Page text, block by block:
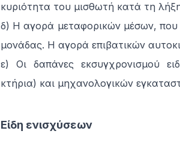
κυριότητα του μισθωτή κατά τη
δ) Η αγορά μεταφορικών μέσων, που
μονάδας. Η αγορά επιβατικών
ε) Οι δαπάνες εκσυγχρονισμού
κτήρια) και μηχανολογικών
Είδη ενισχύσεων